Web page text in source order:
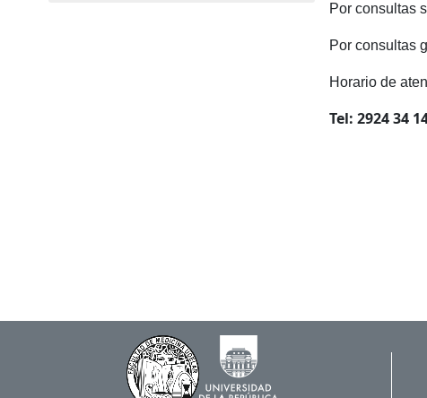
Por consultas
Por consultas
Horario de
Tel: 2924 34